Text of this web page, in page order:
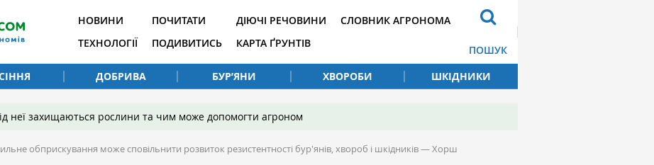
НОВИНИ
ТЕХНОЛОГІЇ
ПОЧИТАТИ
ПОДИВИТИСЬ
ДІЮЧІ РЕЧОВИНИ
КАРТА ҐРУНТІВ
СЛОВНИК АГРОНОМА
ПОШУК
ДОБРИВА БУР’ЯНИ ХВОРОБИ ШКІДНИКИ
неї захищаються рослини та чим може допомогти агроном
обприскування може сповільнити розвиток резистентності бур'янів, хвороб і шкідників — Хорш